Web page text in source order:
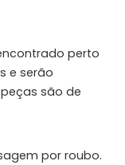
perto
e serão
são de
por roubo.